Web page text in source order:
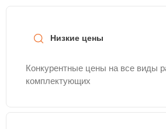
Низкие цены
Конкурентные цены на все виды
комплектующих